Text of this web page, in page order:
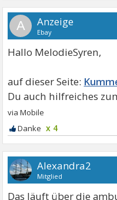
A
Hallo MelodieSyren,
x 4
Alexandra2
Mitglied
Das läuft über die